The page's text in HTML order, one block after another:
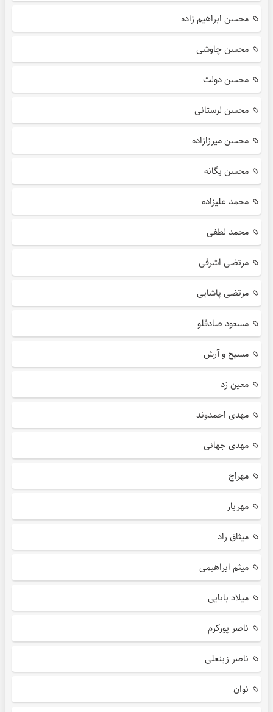
محسن ابراهیم زاده
محسن چاوشی
محسن دولت
محسن لرستانی
محسن میرزازاده
محسن یگانه
محمد علیزاده
محمد لطفی
مرتضی اشرفی
مرتضی پاشایی
مسعود صادقلو
مسیح و آرش
معین زد
مهدی احمدوند
مهدی جهانی
مهراج
مهریار
میثاق راد
میثم ابراهیمی
میلاد بابایی
ناصر پورکرم
ناصر زینعلی
نوان